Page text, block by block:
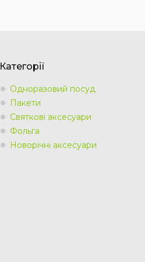
Категорії
Одноразовий посуд
Пакети
Святкові аксесуари
Фольга
Новорічні аксесуари